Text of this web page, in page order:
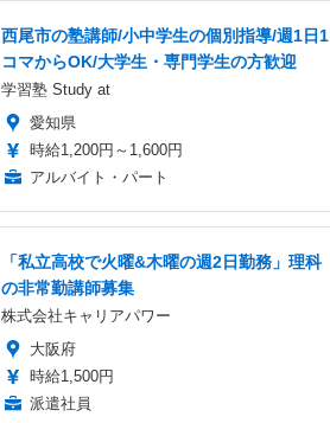
西尾市の塾講師/小中学生の個別指導/週1日1
コマからOK/大学生・専門学生の方歓迎
学習塾 Study at
愛知県
時給1,200円～1,600円
アルバイト・パート
「私立高校で火曜&木曜の週2日勤務」理科
の非常勤講師募集
株式会社キャリアパワー
大阪府
時給1,500円
派遣社員